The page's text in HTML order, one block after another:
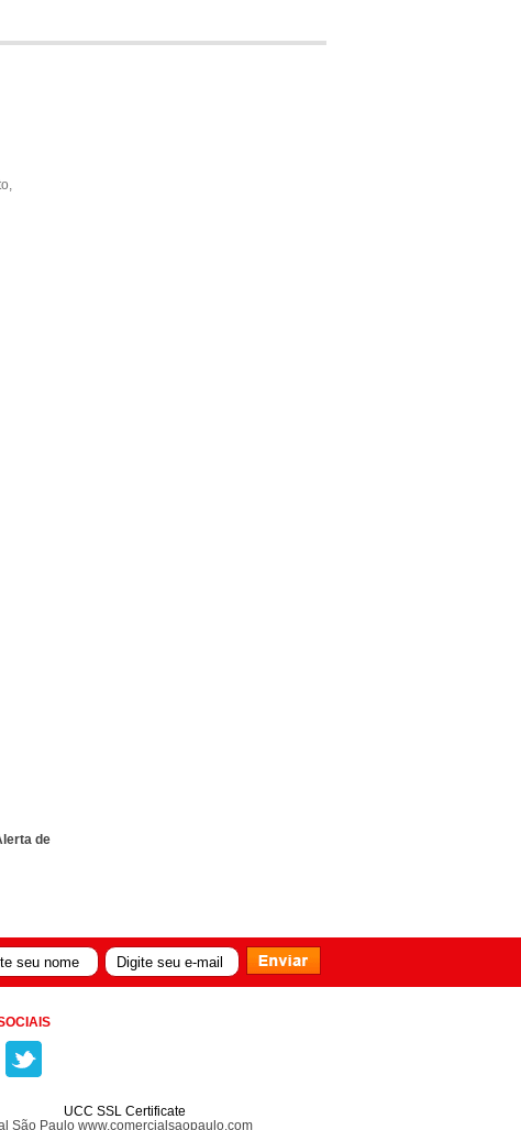
de
UCC SSL Certificate
São Paulo www.comercialsaopaulo.com